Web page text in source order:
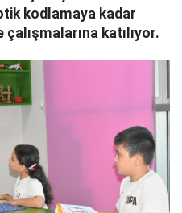
kodlamaya kadar
katılıyor.